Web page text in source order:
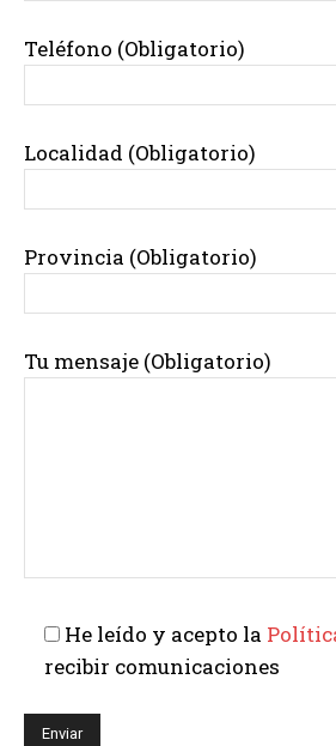
Teléfono (Obligatorio)
Localidad (Obligatorio)
Provincia (Obligatorio)
Tu mensaje (Obligatorio)
He leído y acepto la
recibir comunicaciones